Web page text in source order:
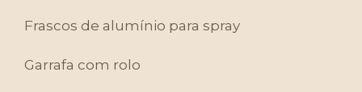
Frascos de alumínio para spray
Garrafa com rolo